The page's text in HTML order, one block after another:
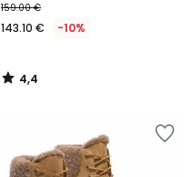
159.00 €
143.10 € -10%
4,4
/